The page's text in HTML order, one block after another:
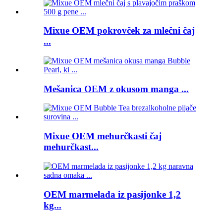
Mixue OEM pokrovček za mlečni čaj
...
Mešanica OEM z okusom manga ...
Mixue OEM mehurčkasti čaj
mehurčkast...
OEM marmelada iz pasijonke 1,2
kg...